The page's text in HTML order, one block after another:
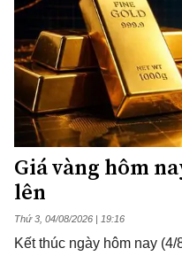
Giá vàng hôm
lên
Thứ 3, 04/08/2026 | 19:16
Kết thúc ngày hôm nay